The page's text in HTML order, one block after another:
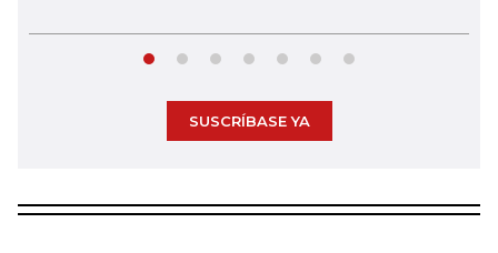
SUSCRÍBASE YA